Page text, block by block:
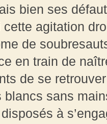
bien ses
agitation
de
en train de
de se
sans
à